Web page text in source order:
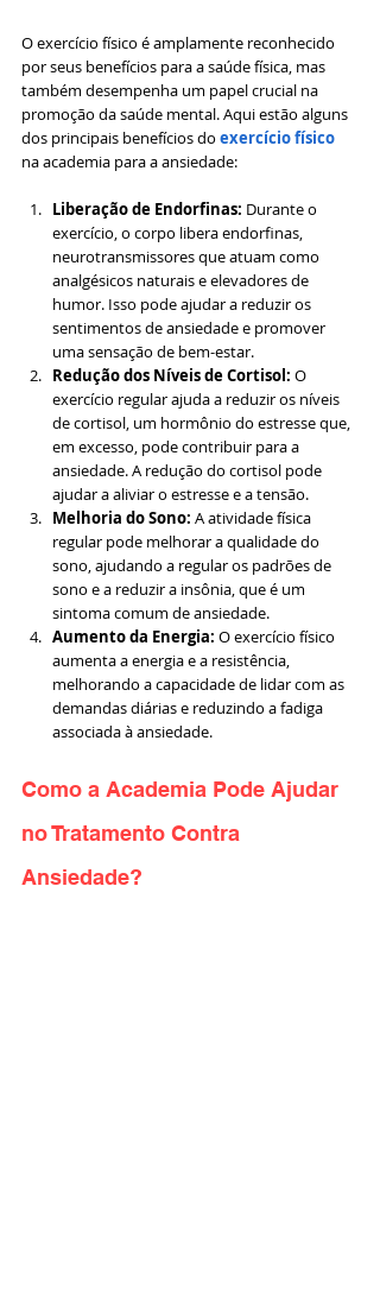
O exercício físico é amplamente reconhecido
por seus benefícios para a saúde física, mas
também desempenha um papel crucial na
promoção da saúde mental. Aqui estão alguns
dos principais benefícios do exercício físico
na academia para a ansiedade:
Liberação de Endorfinas: Durante o
exercício, o corpo libera endorfinas,
neurotransmissores que atuam como
analgésicos naturais e elevadores de
humor. Isso pode ajudar a reduzir os
sentimentos de ansiedade e promover
uma sensação de bem-estar.
Redução dos Níveis de Cortisol: O
exercício regular ajuda a reduzir os níveis
de cortisol, um hormônio do estresse que,
em excesso, pode contribuir para a
ansiedade. A redução do cortisol pode
ajudar a aliviar o estresse e a tensão.
Melhoria do Sono: A atividade física
regular pode melhorar a qualidade do
sono, ajudando a regular os padrões de
sono e a reduzir a insônia, que é um
sintoma comum de ansiedade.
Aumento da Energia: O exercício físico
aumenta a energia e a resistência,
melhorando a capacidade de lidar com as
demandas diárias e reduzindo a fadiga
associada à ansiedade.
Como a Academia Pode Ajudar
no Tratamento Contra
Ansiedade?